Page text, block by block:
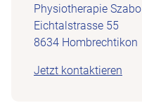
Physiotherapie Szabo
Eichtalstrasse 55
8634 Hombrechtikon
Jetzt kontaktieren